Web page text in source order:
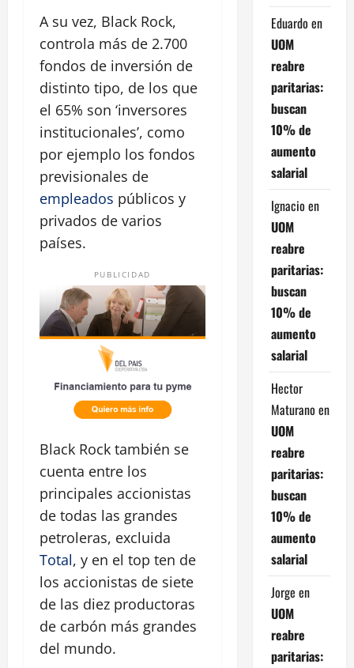
A su vez, Black Rock,
controla más de 2.700
fondos de inversión de
distinto tipo, de los que
el 65% son ‘inversores
institucionales’, como
por ejemplo los fondos
previsionales de
empleados públicos y
privados de varios
países.
PUBLICIDAD
Black Rock también se
cuenta entre los
principales accionistas
de todas las grandes
petroleras, excluida
Total, y en el top ten de
los accionistas de siete
de las diez productoras
de carbón más grandes
del mundo.
Eduardo en
UOM
reabre
paritarias:
buscan
10% de
aumento
salarial
Ignacio en
UOM
reabre
paritarias:
buscan
10% de
aumento
salarial
Hector
Maturano en
UOM
reabre
paritarias:
buscan
10% de
aumento
salarial
Jorge en
UOM
reabre
paritarias: